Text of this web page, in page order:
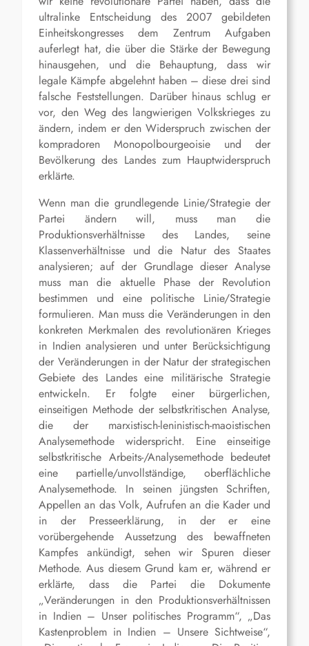
ultralinke Entscheidung des 2007 gebildeten
Einheitskongresses dem Zentrum Aufgaben
auferlegt hat, die über die Stärke der Bewegung
hinausgehen, und die Behauptung, dass wir
legale Kämpfe abgelehnt haben – diese drei sind
falsche Feststellungen. Darüber hinaus schlug er
vor, den Weg des langwierigen Volkskrieges zu
ändern, indem er den Widerspruch zwischen der
kompradoren Monopolbourgeoisie und der
Bevölkerung des Landes zum Hauptwiderspruch
erklärte.
Wenn man die grundlegende Linie/Strategie der
Partei ändern will, muss man die
Produktionsverhältnisse des Landes, seine
Klassenverhältnisse und die Natur des Staates
analysieren; auf der Grundlage dieser Analyse
muss man die aktuelle Phase der Revolution
bestimmen und eine politische Linie/Strategie
formulieren. Man muss die Veränderungen in den
konkreten Merkmalen des revolutionären Krieges
in Indien analysieren und unter Berücksichtigung
der Veränderungen in der Natur der strategischen
Gebiete des Landes eine militärische Strategie
entwickeln. Er folgte einer bürgerlichen,
einseitigen Methode der selbstkritischen Analyse,
die der marxistisch-leninistisch-maoistischen
Analysemethode widerspricht. Eine einseitige
selbstkritische Arbeits-/Analysemethode bedeutet
eine partielle/unvollständige, oberflächliche
Analysemethode. In seinen jüngsten Schriften,
Appellen an das Volk, Aufrufen an die Kader und
in der Presseerklärung, in der er eine
vorübergehende Aussetzung des bewaffneten
Kampfes ankündigt, sehen wir Spuren dieser
Methode. Aus diesem Grund kam er, während er
erklärte, dass die Partei die Dokumente
„Veränderungen in den Produktionsverhältnissen
in Indien – Unser politisches Programm“, „Das
Kastenproblem in Indien – Unsere Sichtweise“,